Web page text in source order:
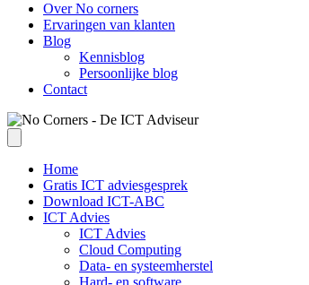
Over No corners
Ervaringen van klanten
Blog
Kennisblog
Persoonlijke blog
Contact
Home
Gratis ICT adviesgesprek
Download ICT-ABC
ICT Advies
ICT Advies
Cloud Computing
Data- en systeemherstel
Hard- en software